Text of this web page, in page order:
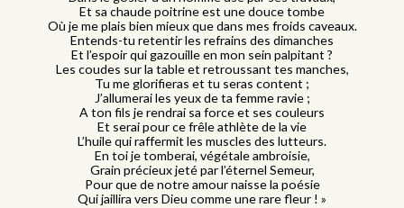
Et sa chaude poitrine est une douce tombe
Où je me plais bien mieux que dans mes froids caveaux.
Entends-tu retentir les refrains des dimanches
Et l’espoir qui gazouille en mon sein palpitant ?
Les coudes sur la table et retroussant tes manches,
Tu me glorifieras et tu seras content ;
J’allumerai les yeux de ta femme ravie ;
A ton fils je rendrai sa force et ses couleurs
Et serai pour ce frêle athlète de la vie
L’huile qui raffermit les muscles des lutteurs.
En toi je tomberai, végétale ambroisie,
Grain précieux jeté par l’éternel Semeur,
Pour que de notre amour naisse la poésie
Qui jaillira vers Dieu comme une rare fleur ! »